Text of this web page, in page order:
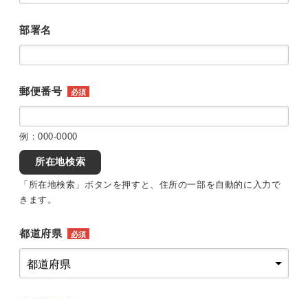
部署名
郵便番号 必須
例：000-0000
所在地検索
「所在地検索」ボタンを押すと、住所の一部を自動的に入力で
きます。
都道府県 必須